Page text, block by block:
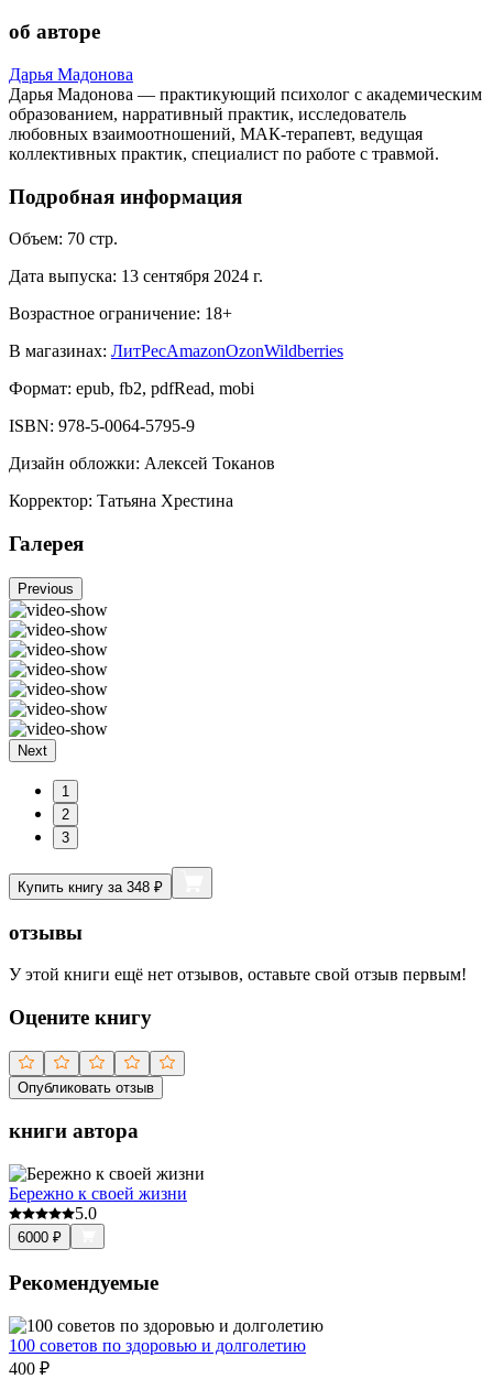
об авторе
Дарья Мадонова
Дарья Мадонова — практикующий психолог с академическим
образованием, нарративный практик, исследователь
любовных взаимоотношений, МАК-терапевт, ведущая
коллективных практик, специалист по работе с травмой.
Подробная информация
Объем: 70 стр.
Дата выпуска: 13 сентября 2024 г.
Возрастное ограничение: 18+
В магазинах: ЛитРесAmazonOzonWildberries
Формат: epub, fb2, pdfRead, mobi
ISBN: 978-5-0064-5795-9
Дизайн обложки: Алексей Токанов
Корректор: Татьяна Хрестина
Галерея
Previous
Next
1
2
3
Купить книгу за 348 ₽
отзывы
У этой книги ещё нет отзывов, оставьте свой отзыв первым!
Оцените книгу
Опубликовать отзыв
книги автора
Бережно к своей жизни
5.0
6000 ₽
Рекомендуемые
100 советов по здоровью и долголетию
400 ₽